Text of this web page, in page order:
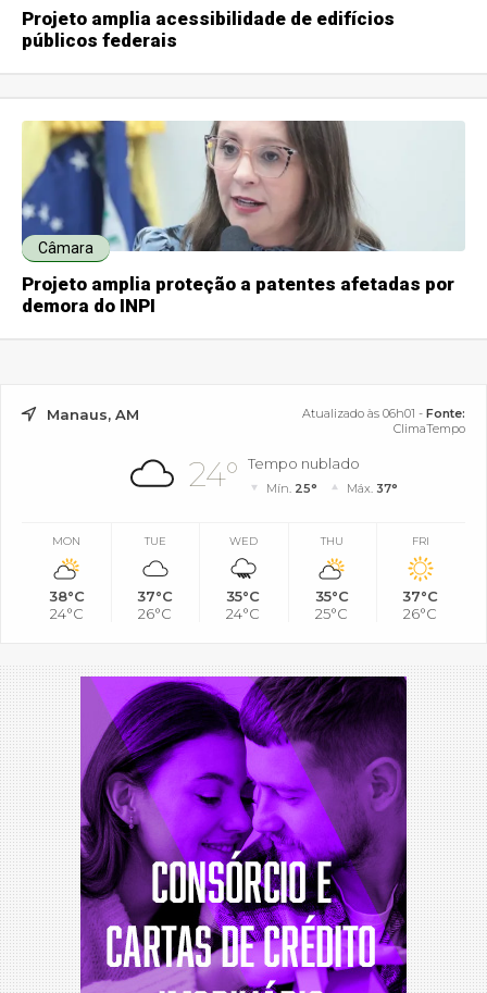
Projeto amplia acessibilidade de edifícios
públicos federais
Câmara
Projeto amplia proteção a patentes afetadas por
demora do INPI
Manaus, AM Atualizado às 06h01 - Fonte:
ClimaTempo
24° Tempo nublado
Mín. 25° Máx. 37°
MON
38°C
24°C
TUE
37°C
26°C
WED
35°C
24°C
THU
35°C
25°C
FRI
37°C
26°C